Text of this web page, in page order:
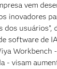
vem
inovadores
dos usuários”,
software de
Workbench
- visam